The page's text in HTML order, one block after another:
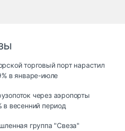
торговый порт нарастил
в январе-июле
через аэропорты
в весенний период
группа "Свеза"